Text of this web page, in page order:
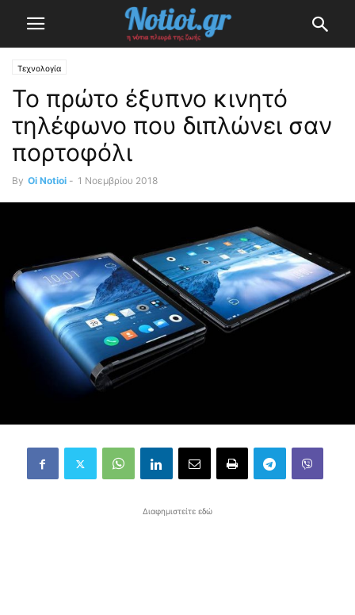
Τεχνολογία
To πρώτο έξυπνο κινητό
τηλέφωνο που διπλώνει σαν
πορτοφόλι
By Oi Notioi - 1 Νοεμβρίου 2018
Διαφημιστείτε εδώ